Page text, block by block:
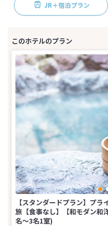
JR＋宿泊プラン
【スタンダードプラン】プ
旅【食事なし】【和モダン和
名～3名1室)